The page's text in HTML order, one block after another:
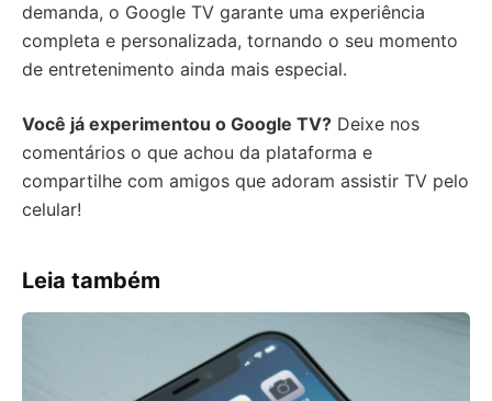
demanda, o Google TV garante uma experiência
completa e personalizada, tornando o seu momento
de entretenimento ainda mais especial.
Você já experimentou o Google TV? Deixe nos
comentários o que achou da plataforma e
compartilhe com amigos que adoram assistir TV pelo
celular!
Leia também